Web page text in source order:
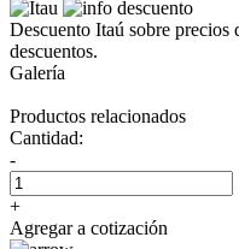
Descuento Itaú sobre
descuentos.
Galería
Productos relacionados
Cantidad:
-
+
Agregar a cotización